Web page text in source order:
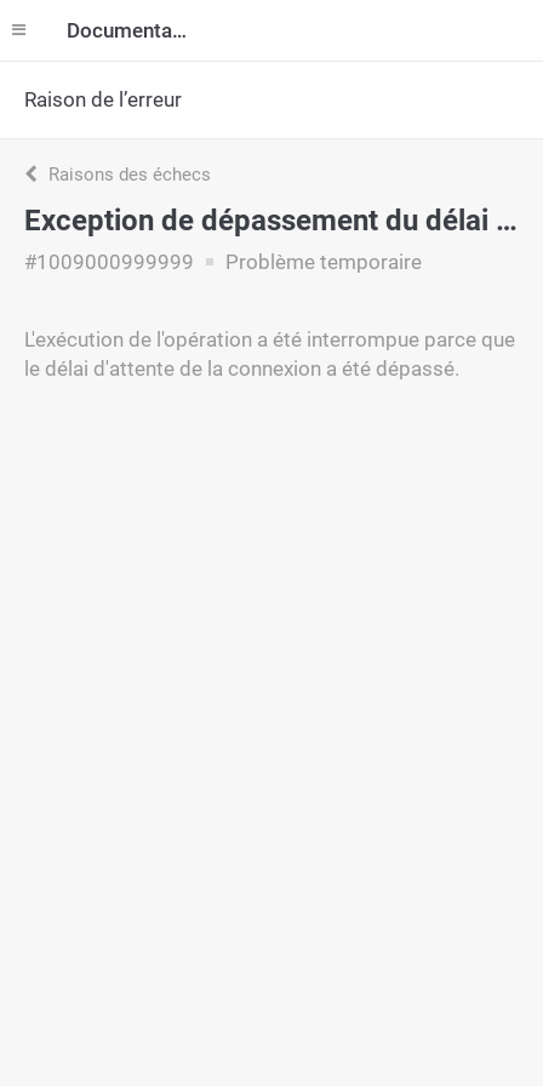
Documentation
Raison de l’erreur
Raisons des échecs
Exception de dépassement du délai du pool de connexion.
#1009000999999 Problème temporaire
L'exécution de l'opération a été interrompue parce que
le délai d'attente de la connexion a été dépassé.